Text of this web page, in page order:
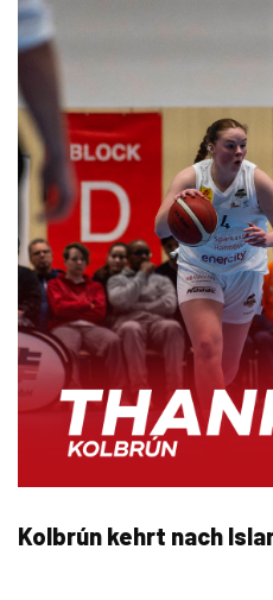
Kolbrún kehrt nach